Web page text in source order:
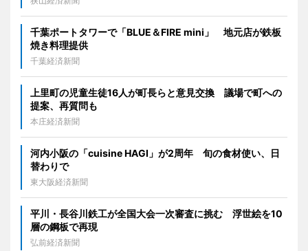
千葉ポートタワーで「BLUE＆FIRE mini」 地元店が鉄板
焼き料理提供
千葉経済新聞
上里町の児童生徒16人が町長らと意見交換 議場で町への
提案、再質問も
本庄経済新聞
河内小阪の「cuisine HAGI」が2周年 旬の食材使い、日
替わりで
東大阪経済新聞
平川・長谷川鉄工が全国大会一次審査に挑む 浮世絵を10
層の鋼板で再現
弘前経済新聞